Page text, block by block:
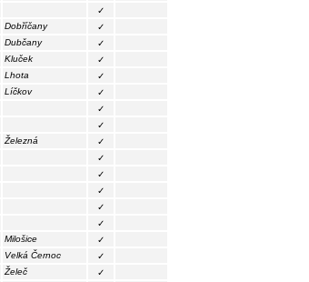
✓
Dobříčany
✓
Dubčany
✓
Kluček
✓
Lhota
✓
Líčkov
✓
✓
✓
Železná
✓
✓
✓
✓
✓
✓
Milošice
✓
Velká Černoc
✓
Želeč
✓